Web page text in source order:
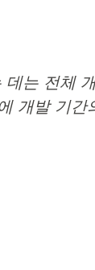
데는 전체
개발 기간